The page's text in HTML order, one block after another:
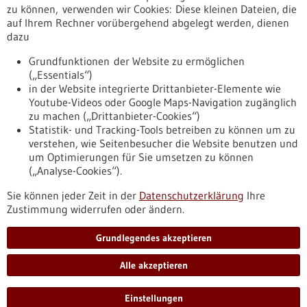
Erscheinungsdatum
Nach oben
Informiert bleiben
Newsletter abonnieren
zu können, verwenden wir Cookies: Diese kleinen Dateien, die
auf Ihrem Rechner vorübergehend abgelegt werden, dienen
dazu
Grundfunktionen der Website zu ermöglichen
(„Essentials“)
in der Website integrierte Drittanbieter-Elemente wie
Youtube-Videos oder Google Maps-Navigation zugänglich
zu machen („Drittanbieter-Cookies“)
Statistik- und Tracking-Tools betreiben zu können um zu
verstehen, wie Seitenbesucher die Website benutzen und
um Optimierungen für Sie umsetzen zu können
(„Analyse-Cookies“).
Sie können jeder Zeit in der Datenschutzerklärung Ihre
Zustimmung widerrufen oder ändern.
Grundlegendes akzeptieren
Alle akzeptieren
Einstellungen